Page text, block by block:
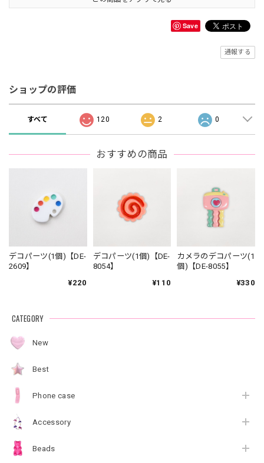
Save
通報する
ショップの評価
すべて 120 2 0
おすすめの商品
デコパーツ(1個)【DE-
2609】
¥220
デコパーツ(1個)【DE-
8054】
¥110
カメラのデコパーツ(1
個)【DE-8055】
¥330
CATEGORY
New
Best
Phone case
Accessory
Beads